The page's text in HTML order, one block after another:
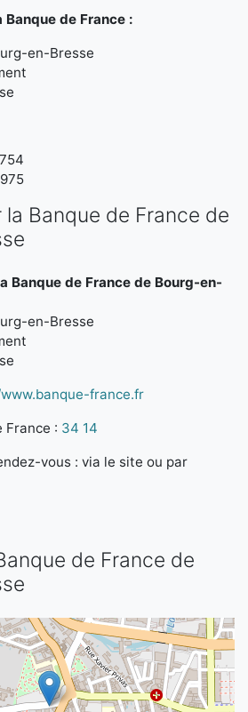
Banque de France :
en-Bresse
Banque de France de
Banque de France de Bourg-en-
en-Bresse
france.fr
France : 34 14
vous : via le site ou par
de France de